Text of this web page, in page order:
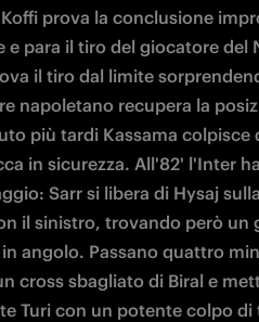
prova la conclusione
e para il tiro del giocatore del
il tiro dal limite
napoletano recupera la
più tardi Kassama colpisce
in sicurezza. All'82' l'Inter
Sarr si libera di Hysaj
il sinistro, trovando però un
angolo. Passano quattro
cross sbagliato di Biral e
Turi con un potente colpo